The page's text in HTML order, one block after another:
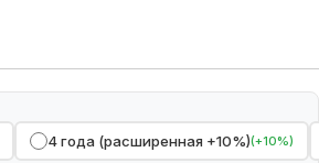
4 года (расширенная +10%)(+10%)